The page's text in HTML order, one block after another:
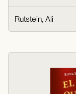
Rutstein, Ali